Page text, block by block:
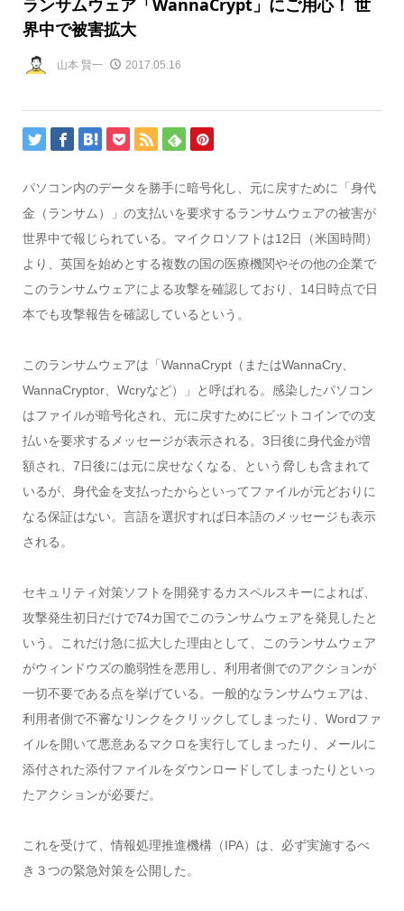
界中で被害拡大
山本 賢一 2017.05.16
パソコン内のデータを勝手に暗号化し、元に戻すために「身代
金（ランサム）」の支払いを要求するランサムウェアの被害が
世界中で報じられている。マイクロソフトは12日（米国時間）
より、英国を始めとする複数の国の医療機関やその他の企業で
このランサムウェアによる攻撃を確認しており、14日時点で日
本でも攻撃報告を確認しているという。
このランサムウェアは「WannaCrypt（またはWannaCry、
WannaCryptor、Wcryなど）」と呼ばれる。感染したパソコン
はファイルが暗号化され、元に戻すためにビットコインでの支
払いを要求するメッセージが表示される。3日後に身代金が増
額され、7日後には元に戻せなくなる、という脅しも含まれて
いるが、身代金を支払ったからといってファイルが元どおりに
なる保証はない。言語を選択すれば日本語のメッセージも表示
される。
セキュリティ対策ソフトを開発するカスペルスキーによれば、
攻撃発生初日だけで74カ国でこのランサムウェアを発見したと
いう。これだけ急に拡大した理由として、このランサムウェア
がウィンドウズの脆弱性を悪用し、利用者側でのアクションが
一切不要である点を挙げている。一般的なランサムウェアは、
利用者側で不審なリンクをクリックしてしまったり、Wordファ
イルを開いて悪意あるマクロを実行してしまったり、メールに
添付された添付ファイルをダウンロードしてしまったりといっ
たアクションが必要だ。
これを受けて、情報処理推進機構（IPA）は、必ず実施するべ
き３つの緊急対策を公開した。